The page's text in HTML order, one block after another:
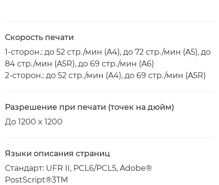
Скорость печати
1-сторон.: до 52 стр./мин (A4), до 72 стр./мин (A5), до
84 стр./мин (A5R), до 69 стр./мин (A6)
2-сторон.: до 52 стр./мин (A4), до 69 стр./мин (A5R)
Разрешение при печати (точек на дюйм)
До 1200 x 1200
Языки описания страниц
Стандарт: UFR II, PCL6/PCL5, Adobe®
PostScript®3TM